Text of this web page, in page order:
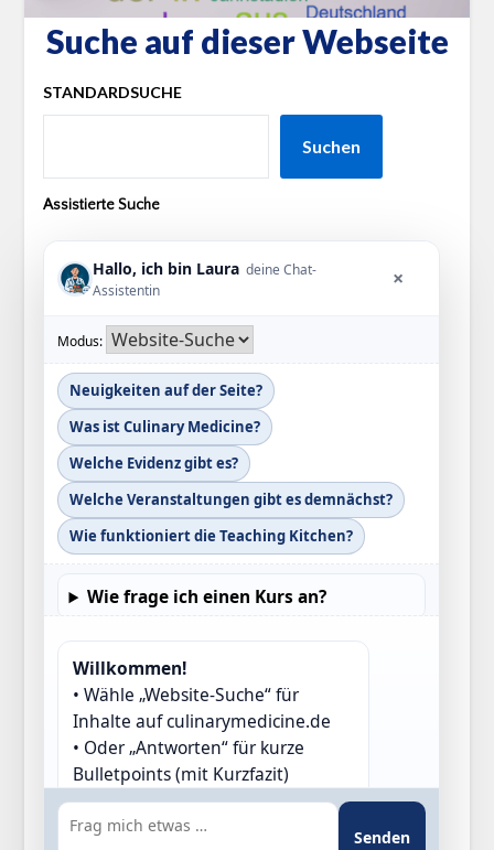
Suche auf dieser Webseite
STANDARDSUCHE
Suchen
Assistierte Suche
Hallo, ich bin Laura deine Chat-
Assistentin
×
Modus:
Neuigkeiten auf der Seite?
Was ist Culinary Medicine?
Welche Evidenz gibt es?
Welche Veranstaltungen gibt es demnächst?
Wie funktioniert die Teaching Kitchen?
Wie frage ich einen Kurs an?
Willkommen!
• Wähle „Website-Suche“ für
Inhalte auf culinarymedicine.de
• Oder „Antworten“ für kurze
Bulletpoints (mit Kurzfazit)
Kurzfazit: Erst suchen, dann
vertiefen – alles auf einen Blick.
Senden